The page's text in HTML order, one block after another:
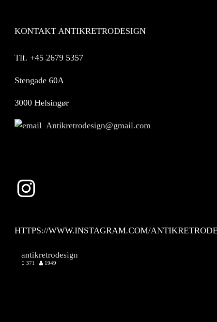
KONTAKT ANTIKRETRODESIGN
Tlf. +45 2679 5357
Stengade 60A
3000 Helsingør
Antikretrodesign@gmail.com
HTTPS://WWW.INSTAGRAM.COM/
antikretrodesign
371 1949